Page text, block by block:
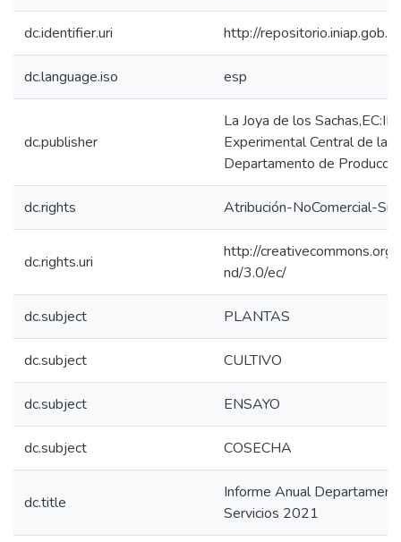
dc.identifier.uri http://
dc.language.iso esp
dc.publisher
La Joya de los
Experimental Central de la
Departamento de
dc.rights Atribución-NoComercial-
dc.rights.uri
http://
nd/3.0/ec/
dc.subject PLANTAS
dc.subject CULTIVO
dc.subject ENSAYO
dc.subject COSECHA
dc.title
Informe Anual
Servicios 2021